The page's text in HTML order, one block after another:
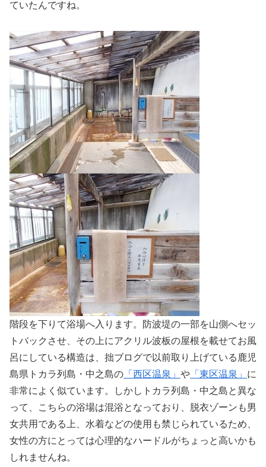
ていたんですね。
階段を下りて浴場へ入ります。防波堤の一部を山側へセッ
トバックさせ、その上にアクリル波板の屋根を載せてお風
呂にしている構造は、拙ブログで以前取り上げている鹿児
島県トカラ列島・中之島の 「西区温泉」 や 「東区温泉」 に
非常によく似ています。しかしトカラ列島・中之島と異な
って、こちらの浴場は混浴となっており、脱衣ゾーンも男
女共用である上、水着などの使用も禁じられているため、
女性の方にとっては心理的なハードルがちょっと高いかも
しれませんね。